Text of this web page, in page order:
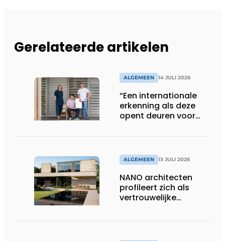
Gerelateerde artikelen
ALGEMEEN 14 JULI 2026
“Een internationale
erkenning als deze
opent deuren voor
ALGEMEEN 13 JULI 2026
NANO architecten
profileert zich als
vertrouwelijke